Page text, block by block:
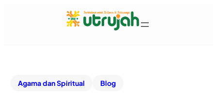
Agama dan Spiritual Blog